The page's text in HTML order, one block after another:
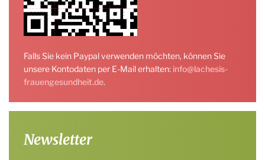
Falls Sie kein Paypal verwenden möchten, können Sie
unsere Kontodaten per E-Mail erhalten: info@lachesis-
frauengesundheit.de.
Newsletter